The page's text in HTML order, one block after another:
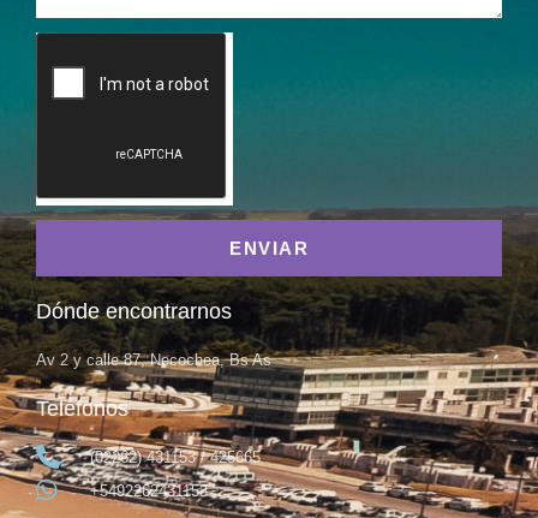
ENVIAR
Dónde encontrarnos
Av 2 y calle 87, Necochea, Bs As
Teléfonos
(02262) 431153 / 425665
+5492262431153